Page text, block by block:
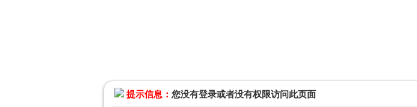
提示信息： 您没有登录或者没有权限访问此页面